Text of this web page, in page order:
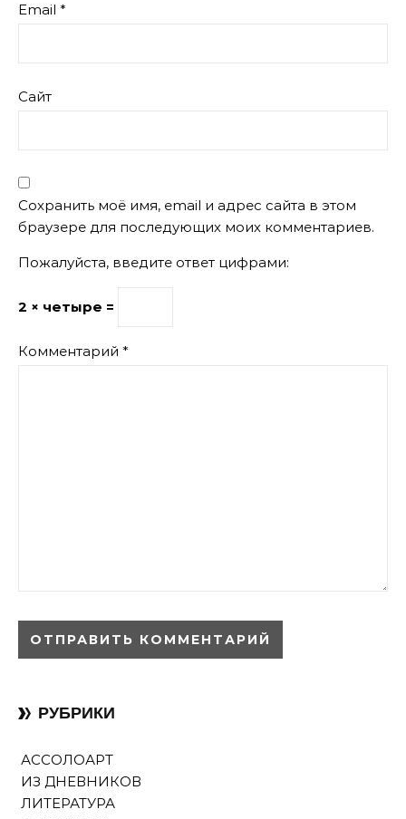
Email *
Сайт
Сохранить моё имя, email и адрес сайта в этом
браузере для последующих моих комментариев.
Пожалуйста, введите ответ цифрами:
2 × четыре =
Комментарий *
РУБРИКИ
АССОЛОАРТ
ИЗ ДНЕВНИКОВ
ЛИТЕРАТУРА